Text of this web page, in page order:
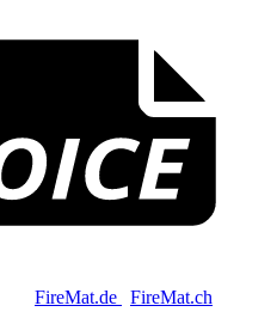
FireMat.de FireMat.ch